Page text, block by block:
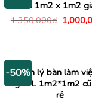
cánh 1m2 x 1m2
1,350,000₫ Giá
gốc
-50%
Thanh lý bàn làm
góc L 1m2*1m2
rẻ